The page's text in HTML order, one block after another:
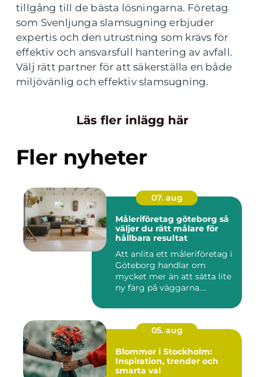
tillgång till de bästa lösningarna. Företag
som Svenljunga slamsugning erbjuder
expertis och den utrustning som krävs för
effektiv och ansvarsfull hantering av avfall.
Välj rätt partner för att säkerställa en både
miljövänlig och effektiv slamsugning.
Läs fler inlägg här
Fler nyheter
07. aug
Måleriföretag göteborg så
väljer du rätt målare för
hållbara resultat
Att anlita ett måleriföretag i
Göteborg handlar om
mycket mer än att sätta lite
ny färg på väggarna....
05. aug
Blommor i Stockholm:
Inspiration, trender och
smarta val